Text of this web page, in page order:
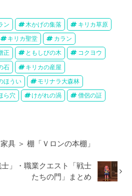
ン 木かげの集落 キリカ草原
キリカ聖堂 カラン
正 ともしびの木 コクヨウ
石 キリカの産屋
ほうい モリナラ大森林
ら穴 けがれの渦 僧侶の証
具 ＞ 棚「Ｖロンの本棚」
士」・職業クエスト「戦士
たちの門」まとめ